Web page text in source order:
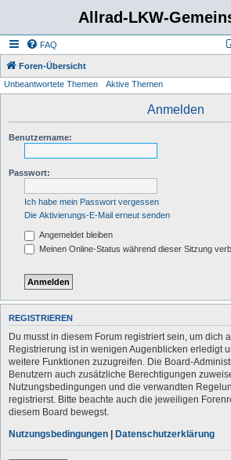
Allrad-LKW-
FAQ
Foren-Übersicht
Unbeantwortete Themen Aktive Themen
Anmelden
Benutzername:
Passwort:
Ich habe mein Passwort vergessen
Die Aktivierungs-E-Mail erneut senden
Angemeldet bleiben
Meinen Online-Status während dieser Sitzung
REGISTRIEREN
Du musst in diesem Forum registriert sein, um dich
Registrierung ist in wenigen Augenblicken erledigt
weitere Funktionen zuzugreifen. Die Board-
Benutzern auch zusätzliche Berechtigungen
Nutzungsbedingungen und die verwandten
registrierst. Bitte beachte auch die jeweiligen
diesem Board bewegst.
Nutzungsbedingungen | Datenschutzerklärung